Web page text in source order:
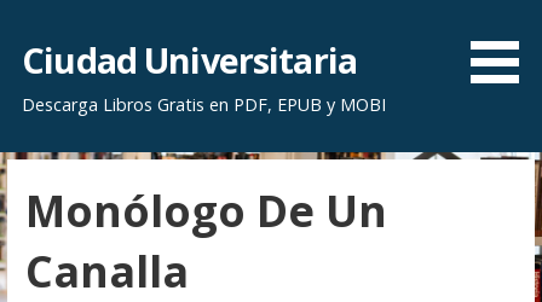
r
a
l
c
o
Ciudad Universitaria
Descarga Libros Gratis en PDF, EPUB y MOBI
Monólogo De Un
Canalla